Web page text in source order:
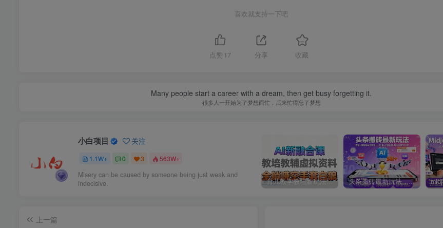
喜欢就支持一下吧
点赞 17 分享 收藏
Many people start a career with a dream, then get busy forgetting it.
很多人一开始为了梦想而忙，后来忙得忘了梦想
小白项目 关注
1.1W+ 0 3 563W+
Misery can be caused by someone being just weak and
indecisive.
育儿教学教培新玩法，AI生成教学视频，市场大，操作简单，变现天花板非常高 头条搬砖最新玩法，文章+视频用AI全搞定，一天5张+不是问题，每天只需10分钟
上一篇